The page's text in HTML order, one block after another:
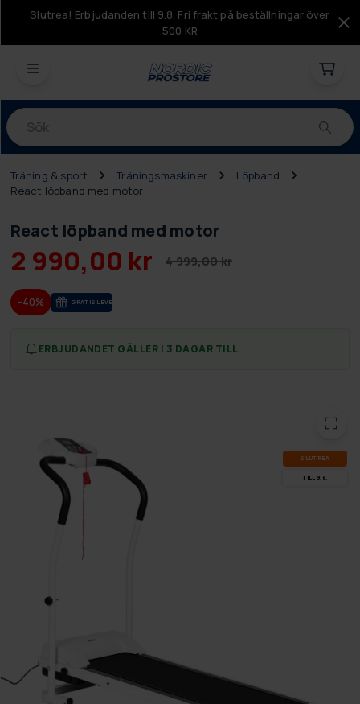
Slutrea! Erbjudanden till 9.8. Fri frakt på beställningar över
500 KR
Produkter
Träning & sport Träningsmaskiner
Löpband
React löpband med motor
React löpband med motor
2 990,00 kr 4 999,00 kr
-40% GRA­TIS LE­VE­RANS
ERBJUDANDET GÄLLER I 3 DAGAR TILL
SLUT­REA
TILL 9.8.